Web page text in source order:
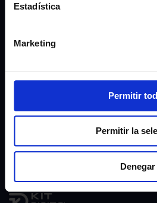
Estadística
Marketing
Permitir
Permitir la
Denegar
Nosotros